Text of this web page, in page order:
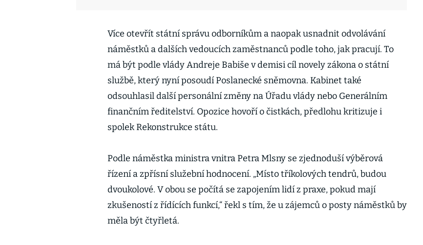
Více otevřít státní správu odborníkům a naopak usnadnit odvolávání
náměstků a dalších vedoucích zaměstnanců podle toho, jak pracují. To
má být podle vlády Andreje Babiše v demisi cíl novely zákona o státní
službě, který nyní posoudí Poslanecké sněmovna. Kabinet také
odsouhlasil další personální změny na Úřadu vlády nebo Generálním
finančním ředitelství. Opozice hovoří o čistkách, předlohu kritizuje i
spolek Rekonstrukce státu.
Podle náměstka ministra vnitra Petra Mlsny se zjednoduší výběrová
řízení a zpřísní služební hodnocení. „Místo tříkolových tendrů, budou
dvoukolové. V obou se počítá se zapojením lidí z praxe, pokud mají
zkušeností z řídících funkcí,“ řekl s tím, že u zájemců o posty náměstků by
měla být čtyřletá.